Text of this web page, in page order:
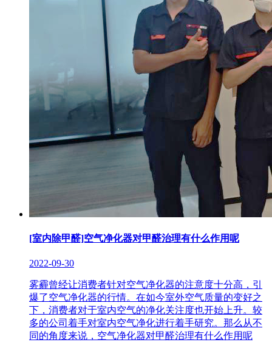
[室内除甲醛]空气净化器对甲醛治理有什么作用呢
2022-09-30
雾霾曾经让消费者针对空气净化器的注意度十分高，引
爆了空气净化器的行情。在如今室外空气质量的变好之
下，消费者对于室内空气的净化关注度也开始上升。较
多的公司着手对室内空气净化进行着手研究。那么从不
同的角度来说，空气净化器对甲醛治理有什么作用呢